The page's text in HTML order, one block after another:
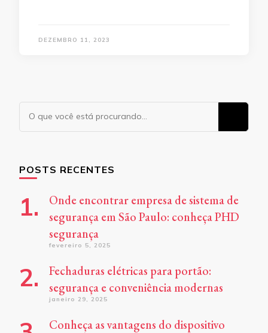
DEZEMBRO 11, 2023
Procurando
algo?
POSTS RECENTES
Onde encontrar empresa de sistema de
segurança em São Paulo: conheça PHD
segurança
fevereiro 5, 2025
Fechaduras elétricas para portão:
segurança e conveniência modernas
janeiro 29, 2025
Conheça as vantagens do dispositivo